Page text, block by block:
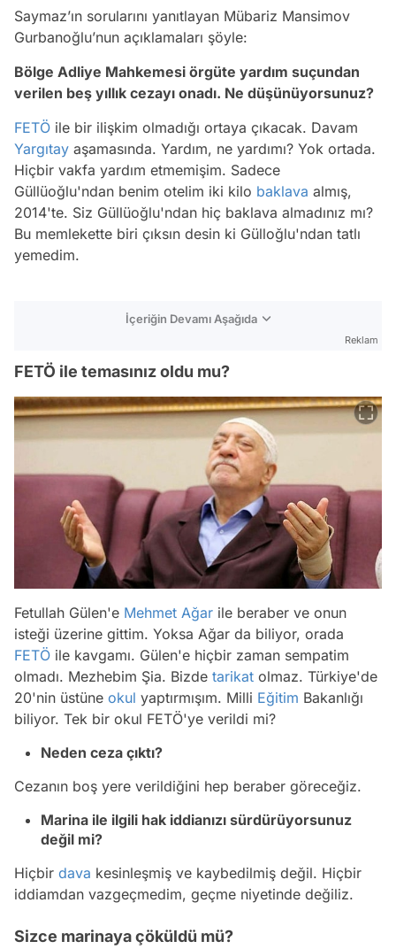
Saymaz’ın sorularını yanıtlayan Mübariz Mansimov
Gurbanoğlu’nun açıklamaları şöyle:
Bölge Adliye Mahkemesi örgüte yardım suçundan
verilen beş yıllık cezayı onadı. Ne düşünüyorsunuz?
FETÖ ile bir ilişkim olmadığı ortaya çıkacak. Davam
Yargıtay aşamasında. Yardım, ne yardımı? Yok ortada.
Hiçbir vakfa yardım etmemişim. Sadece
Güllüoğlu'ndan benim otelim iki kilo baklava almış,
2014'te. Siz Güllüoğlu'ndan hiç baklava almadınız mı?
Bu memlekette biri çıksın desin ki Gülloğlu'ndan tatlı
yemedim.
İçeriğin Devamı Aşağıda
Reklam
FETÖ ile temasınız oldu mu?
Fetullah Gülen'e Mehmet Ağar ile beraber ve onun
isteği üzerine gittim. Yoksa Ağar da biliyor, orada
FETÖ ile kavgamı. Gülen'e hiçbir zaman sempatim
olmadı. Mezhebim Şia. Bizde tarikat olmaz. Türkiye'de
20'nin üstüne okul yaptırmışım. Milli Eğitim Bakanlığı
biliyor. Tek bir okul FETÖ'ye verildi mi?
Neden ceza çıktı?
Cezanın boş yere verildiğini hep beraber göreceğiz.
Marina ile ilgili hak iddianızı sürdürüyorsunuz
değil mi?
Hiçbir dava kesinleşmiş ve kaybedilmiş değil. Hiçbir
iddiamdan vazgeçmedim, geçme niyetinde değiliz.
Sizce marinaya çöküldü mü?